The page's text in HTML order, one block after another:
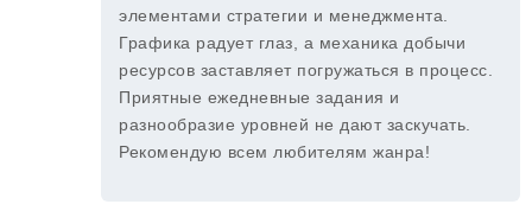
элементами стратегии и менеджмента.
Графика радует глаз, а механика добычи
ресурсов заставляет погружаться в процесс.
Приятные ежедневные задания и
разнообразие уровней не дают заскучать.
Рекомендую всем любителям жанра!